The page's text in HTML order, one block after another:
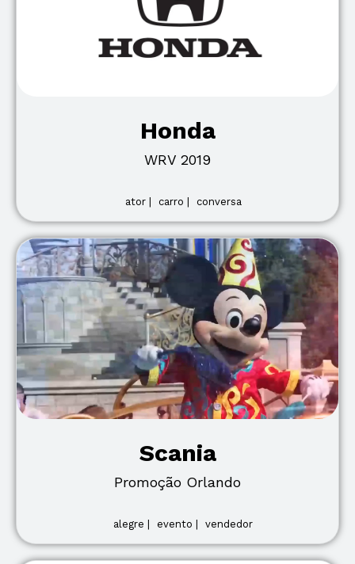
Honda
WRV 2019
ator | carro | conversa
Scania
Promoção Orlando
alegre | evento | vendedor